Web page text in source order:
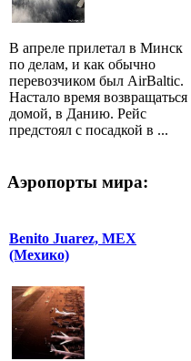
В апреле прилетал в Минск
по делам, и как обычно
перевозчиком был AirBaltic.
Настало время возвращаться
домой, в Данию. Рейс
предстоял с посадкой в ...
Аэропорты мира:
Benito Juarez, MEX
(Мехико)